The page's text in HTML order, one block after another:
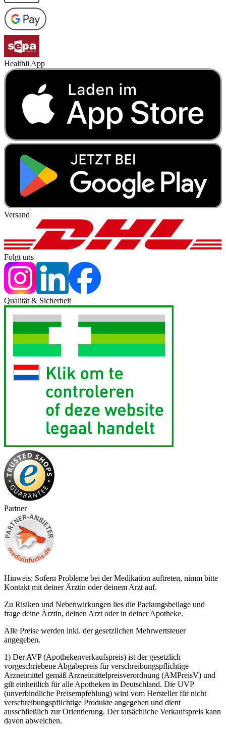
Healthii App
Versand
Folgt uns
Qualität & Sicherheit
Partner
Hinweis: Sofern Probleme bei der Medikation auftreten, nimm bitte
Kontakt mit deiner Ärztin oder deinem Arzt auf.
Zu Risiken und Nebenwirkungen lies die Packungsbeilage und
frage deine Ärztin, deinen Arzt oder in deiner Apotheke.
Alle Preise werden inkl. der gesetzlichen Mehrwertsteuer
angegeben.
1) Der AVP (Apothekenverkaufspreis) ist der gesetzlich
vorgeschriebene Abgabepreis für verschreibungspflichtige
Arzneimittel gemäß Arzneimittelpreisverordnung (AMPreisV) und
gilt einheitlich für alle Apotheken in Deutschland. Die UVP
(unverbindliche Preisempfehlung) wird vom Hersteller für nicht
verschreibungspflichtige Produkte angegeben und dient
ausschließlich zur Orientierung. Der tatsächliche Verkaufspreis kann
davon abweichen.